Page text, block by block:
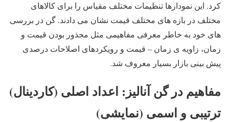
کرد. این نمودارها تنظیمات مختلف مقیاس را برای کالاهای
مختلف در بازه های مختلف قیمت نشان می دادند. گن در بررسی
های خود به خاطر معرفی مفاهیمی مثل مجذور بودن قیمت و
زمان، زاویه ی زمان – قیمت و رویکردهای اصلاحات درصدی
پیش بینی بازار بسیار معروف شد.
مفاهیم در گن آنالیز: اعداد اصلی (کاردینال)
ترتیبی و اسمی (نمایشی)